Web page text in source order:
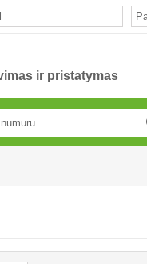
ir pristatymas